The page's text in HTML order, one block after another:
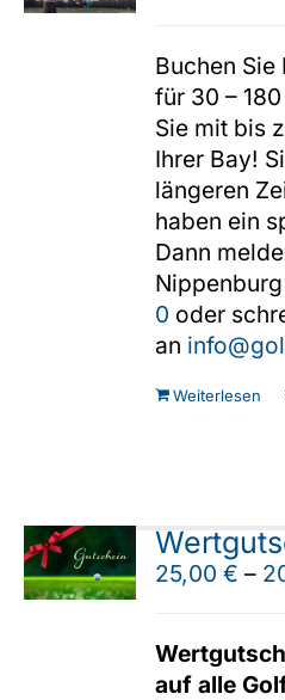
Buchen
für 30 –
Sie mit bis
Ihrer Bay!
längeren
haben ein
Dann
0 oder
an
Weiterlesen
25,00€ –
auf alle